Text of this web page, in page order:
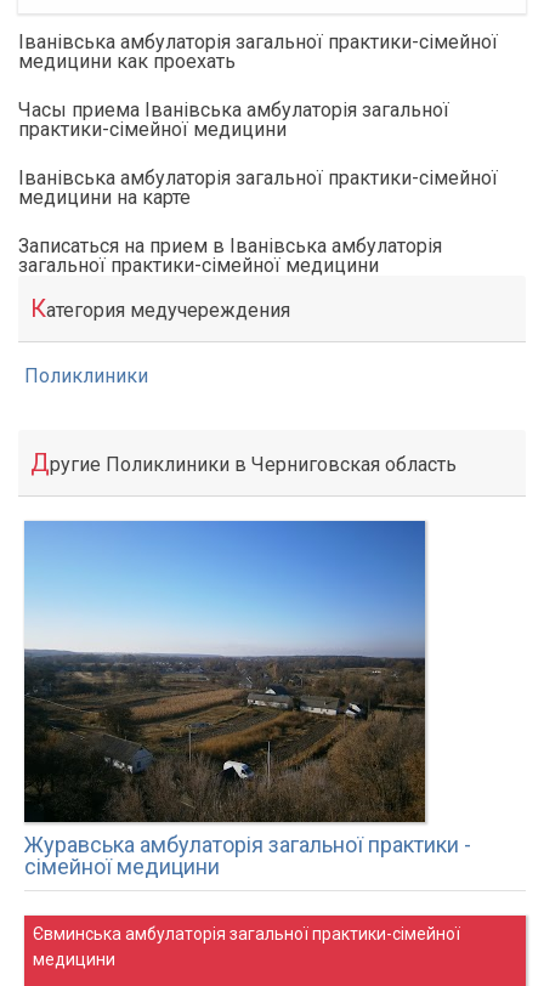
Іванівська амбулаторія загальної практики-сімейної
медицини как проехать
Часы приема Іванівська амбулаторія загальної
практики-сімейної медицини
Іванівська амбулаторія загальної практики-сімейної
медицини на карте
Записаться на прием в Іванівська амбулаторія
загальної практики-сімейної медицини
Категория медучереждения
Поликлиники
Другие Поликлиники в Черниговская область
Журавська амбулаторія загальної практики -
сімейної медицини
Євминська амбулаторія загальної практики-сімейної
медицини